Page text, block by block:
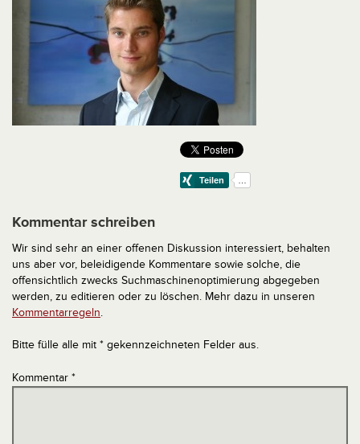
Kommentar schreiben
Wir sind sehr an einer offenen Diskussion interessiert, behalten
uns aber vor, beleidigende Kommentare sowie solche, die
offensichtlich zwecks Suchmaschinenoptimierung abgegeben
werden, zu editieren oder zu löschen. Mehr dazu in unseren
Kommentarregeln.
Bitte fülle alle mit * gekennzeichneten Felder aus.
Kommentar *